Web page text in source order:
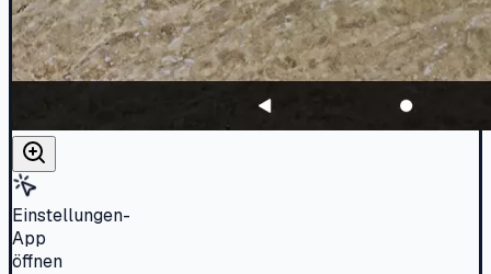
Einstellungen-
App
öffnen